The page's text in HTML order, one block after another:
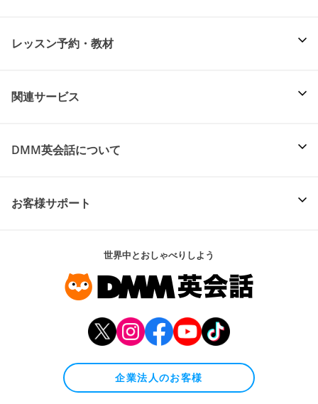
レッスン予約・教材
関連サービス
DMM英会話について
お客様サポート
世界中とおしゃべりしよう
企業法人のお客様